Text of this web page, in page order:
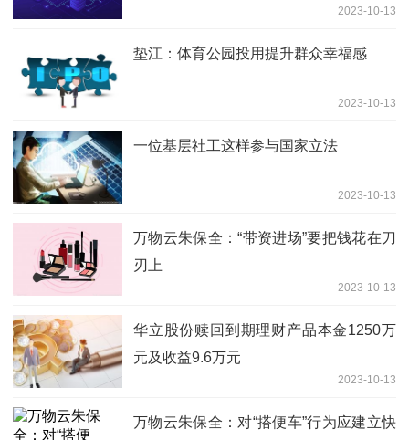
2023-10-13
垫江：体育公园投用提升群众幸福感
2023-10-13
一位基层社工这样参与国家立法
2023-10-13
万物云朱保全：“带资进场”要把钱花在刀
刃上
2023-10-13
华立股份赎回到期理财产品本金1250万
元及收益9.6万元
2023-10-13
万物云朱保全：对“搭便车”行为应建立快